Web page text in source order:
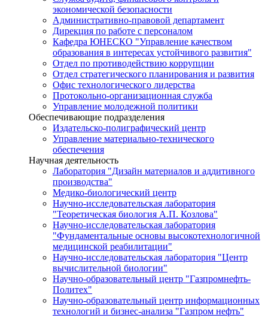
экономической безопасности
Административно-правовой департамент
Дирекция по работе с персоналом
Кафедра ЮНЕСКО "Управление качеством
образования в интересах устойчивого развития"
Отдел по противодействию коррупции
Отдел стратегического планирования и развития
Офис технологического лидерства
Протокольно-организационная служба
Управление молодежной политики
Обеспечивающие подразделения
Издательско-полиграфический центр
Управление материально-технического
обеспечения
Научная деятельность
Лаборатория "Дизайн материалов и аддитивного
производства"
Медико-биологический центр
Научно-исследовательская лаборатория
"Теоретическая биология А.П. Козлова"
Научно-исследовательская лаборатория
"Фундаментальные основы высокотехнологичной
медицинской реабилитации"
Научно-исследовательская лаборатория "Центр
вычислительной биологии"
Научно-образовательный центр "Газпромнефть-
Политех"
Научно-образовательный центр информационных
технологий и бизнес-анализа "Газпром нефть"